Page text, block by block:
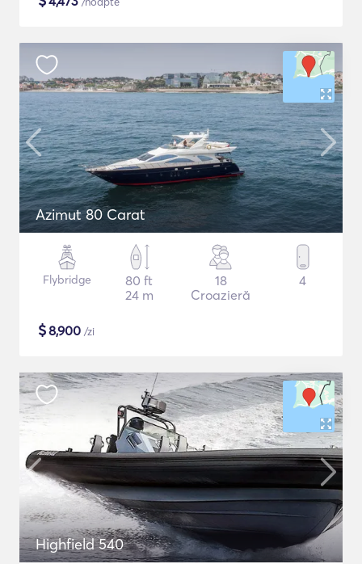
Azimut 80 Carat
Flybridge
80 ft
24 m
18
Croazieră
4
$8,900 /zi
Highfield 540